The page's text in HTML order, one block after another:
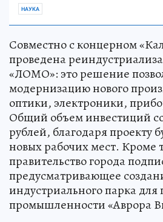
НАУКА
Совместно с концерном
проведена
«ЛОМО»: это решение
модернизацию нового
оптики, электроники,
Общий объем инвестиций
рублей, благодаря проекту
новых рабочих мест. Кроме
правительство города
предусматривающее
индустриального парка
промышленности «Аврора